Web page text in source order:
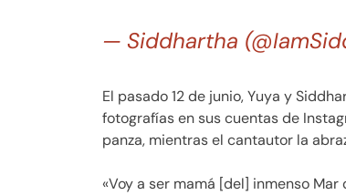
— Siddhartha
El pasado 12 de junio, Yuya y
fotografías en sus cuentas de
panza, mientras el cantautor la
«Voy a ser mamá [del] inmenso